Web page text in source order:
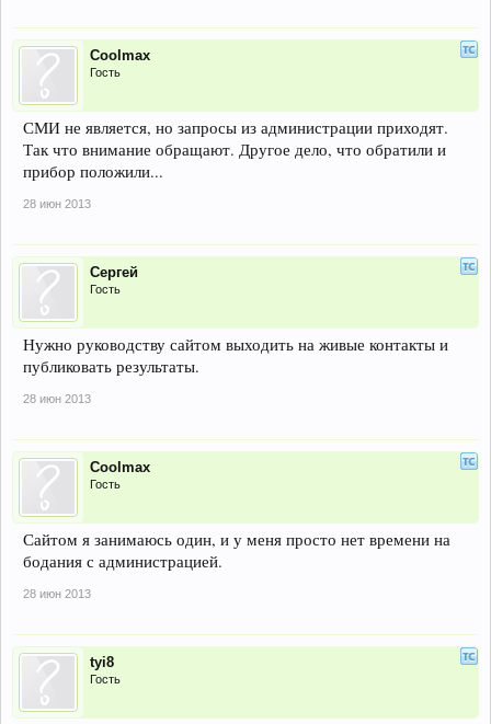
Coolmax
Гость
СМИ не является, но запросы из администрации приходят.
Так что внимание обращают. Другое дело, что обратили и
прибор положили...
28 июн 2013
Сергей
Гость
Нужно руководству сайтом выходить на живые контакты и
публиковать результаты.
28 июн 2013
Coolmax
Гость
Сайтом я занимаюсь один, и у меня просто нет времени на
бодания с администрацией.
28 июн 2013
tyi8
Гость